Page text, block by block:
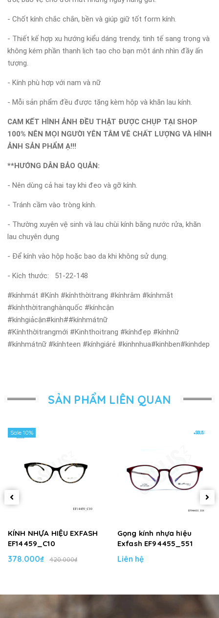
- Chốt kính chắc chắn, bền và giúp giữ tốt form kính.
- Thiết kế hợp xu hướng kiểu dáng trendy, tinh tế sang trọng và
không kém phần thanh lịch tạo cho bạn một ánh nhìn đầy ấn
tượng.
- Kính phù hợp với nam và nữ
- Mỗi sản phẩm đều được tặng kèm hộp và khăn lau kính.
CAM KẾT HÌNH ẢNH ĐỀU THẬT ĐƯỢC CHỤP TẠI SHOP
100% NÊN MỌI NGƯỜI YÊN TÂM VÊ CHẤT LƯỢNG VÀ HÌNH
ẢNH SẢN PHẨM Ạ!!!
**HƯỚNG DẪN BẢO QUẢN:
- Nên dùng cả hai tay khi đeo và gỡ kính.
- Tránh cầm vào tròng kính.
- Thường xuyên vệ sinh và lau chùi kính bằng nước rửa, khăn
lau chuyên dụng
- Để kính vào hộp hoặc bao da khi không sử dụng.
- Kích thước: 51-22-148
#kínhmát #Kính #kínhthờitrang #kínhrâm #kínhmắt
#kínhthờitranghànquốc #kínhcận
#kínhgiảcận#kinh##kínhmátnữ
#Kínhthờitrangmới #Kinhthoitrang #kínhđẹp #kínhnữ
#kínhmátnữ #kínhteen #kínhgiárẻ #kinhnhua#kinhben#kinhdep
SẢN PHẨM LIÊN QUAN
Sale 10%
KÍNH NHỰA HIỆU EXFASH
EF14459_C10
378.000₫ 420.000₫
Gọng kính nhựa hiệu
Exfash EF94455_551
Liên hệ